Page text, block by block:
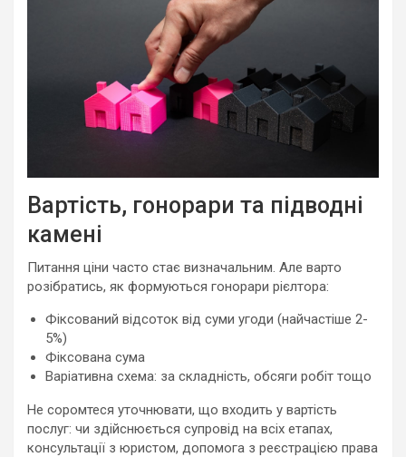
Вартість, гонорари та підводні
камені
Питання ціни часто стає визначальним. Але варто
розібратись, як формуються гонорари рієлтора:
Фіксований відсоток від суми угоди (найчастіше 2-
5%)
Фіксована сума
Варіативна схема: за складність, обсяги робіт тощо
Не соромтеся уточнювати, що входить у вартість
послуг: чи здійснюється супровід на всіх етапах,
консультації з юристом, допомога з реєстрацією права